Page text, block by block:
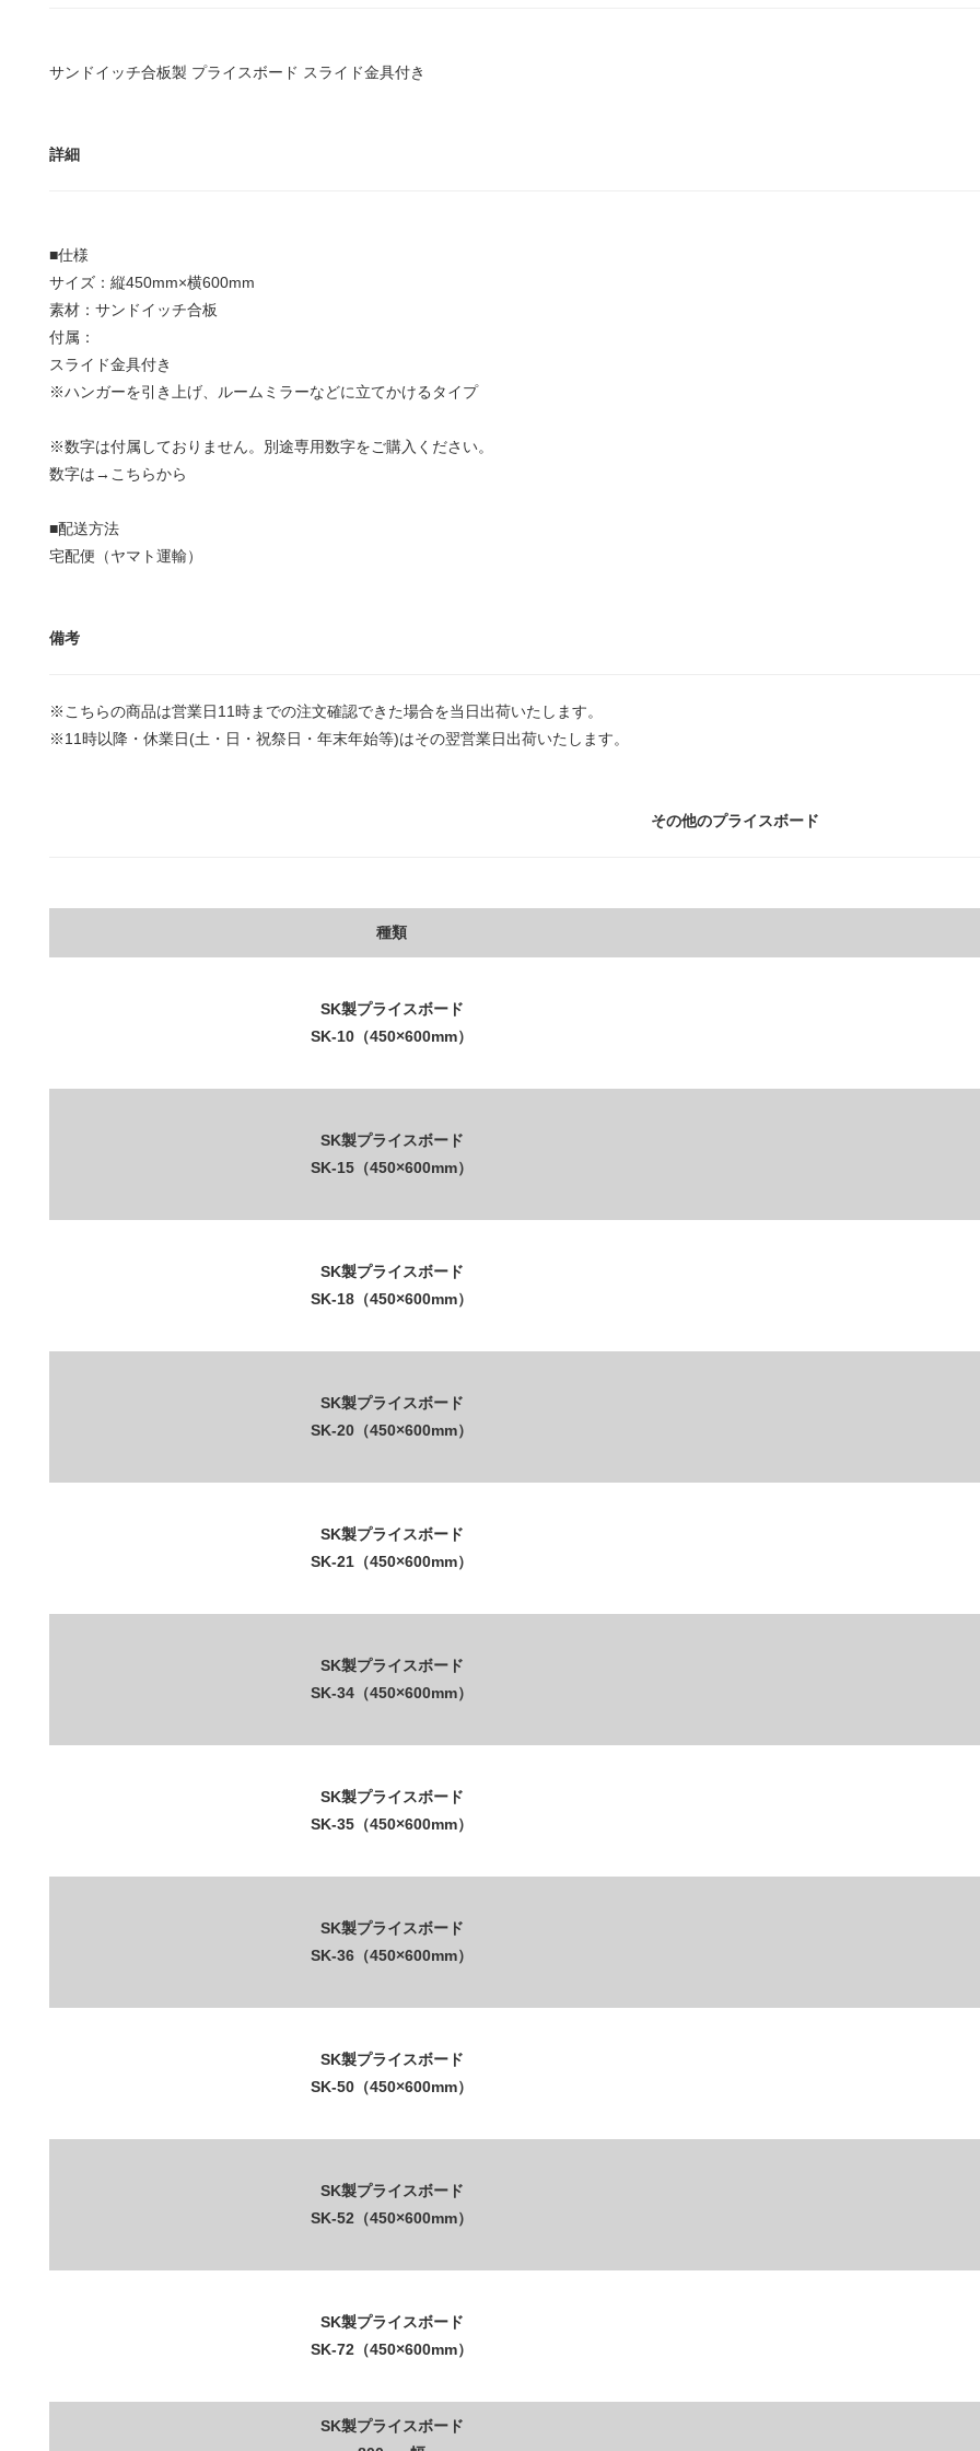
サンドイッチ合板製 プライスボード スライド金具付き
詳細
■仕様
サイズ：縦450mm×横600mm
素材：サンドイッチ合板
付属：
スライド金具付き
※ハンガーを引き上げ、ルームミラーなどに立てかけるタイプ
※数字は付属しておりません。別途専用数字をご購入ください。
数字は→ こちらから
■配送方法
宅配便（ヤマト運輸）
備考
※こちらの商品は営業日11時までの注文確認できた場合を当日出荷いたします。
※11時以降・休業日(土・日・祝祭日・年末年始等)はその翌営業日出荷いたします。
その他のプライスボード
種類
SK製プライスボード
SK-10（450×600mm）
SK製プライスボード
SK-15（450×600mm）
SK製プライスボード
SK-18（450×600mm）
SK製プライスボード
SK-20（450×600mm）
SK製プライスボード
SK-21（450×600mm）
SK製プライスボード
SK-34（450×600mm）
SK製プライスボード
SK-35（450×600mm）
SK製プライスボード
SK-36（450×600mm）
SK製プライスボード
SK-50（450×600mm）
SK製プライスボード
SK-52（450×600mm）
SK製プライスボード
SK-72（450×600mm）
SK製プライスボード